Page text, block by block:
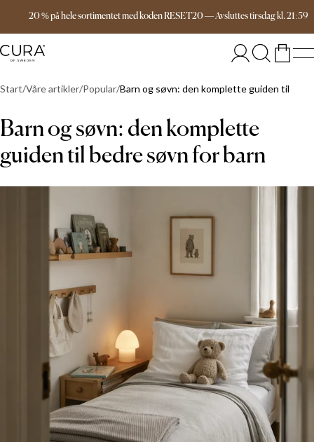
20 % på hele sortimentet med koden RESET20—Avsluttestirsdagkl.21:59
Gratis frakt over 1599 kr
Start Våre artikler Popular Barn og søvn: den komplette guiden til
Barn og søvn: den komplette
guiden til bedre søvn for barn